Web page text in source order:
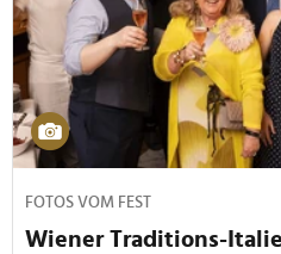
FOTOS VOM FEST
Wiener Traditions-